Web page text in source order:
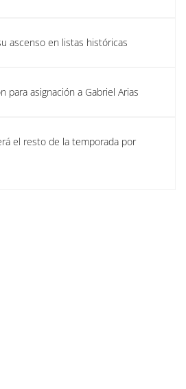
ascenso en listas históricas
para asignación a Gabriel Arias
el resto de la temporada por